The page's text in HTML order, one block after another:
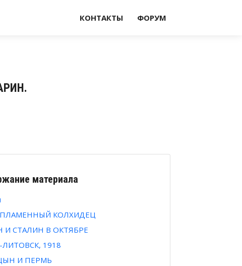
КОНТАКТЫ ФОРУМ
материала
ПЛАМЕННЫЙ КОЛХИДЕЦ
И СТАЛИН В ОКТЯБРЕ
ЛИТОВСК, 1918
И ПЕРМЬ